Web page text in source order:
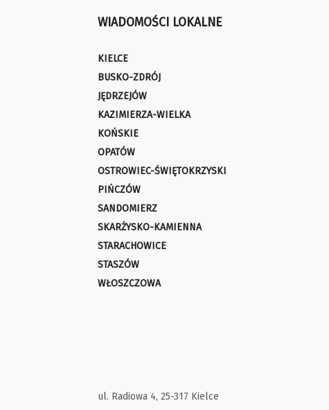
WIADOMOŚCI LOKALNE
KIELCE
BUSKO-ZDRÓJ
JĘDRZEJÓW
KAZIMIERZA-WIELKA
KOŃSKIE
OPATÓW
OSTROWIEC-ŚWIĘTOKRZYSKI
PIŃCZÓW
SANDOMIERZ
SKARŻYSKO-KAMIENNA
STARACHOWICE
STASZÓW
WŁOSZCZOWA
ul. Radiowa 4, 25-317 Kielce